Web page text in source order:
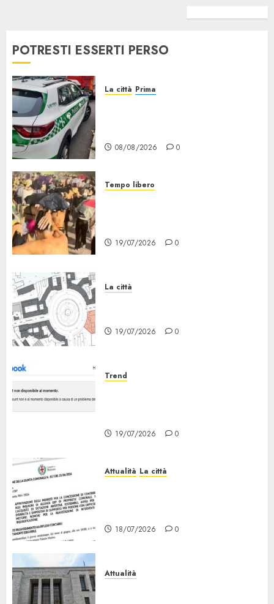
POTRESTI ESSERTI PERSO
La città Prima
08/08/2026 0
Tempo libero
19/07/2026 0
La città
19/07/2026 0
Trend
19/07/2026 0
Attualità La città
18/07/2026 0
Attualità